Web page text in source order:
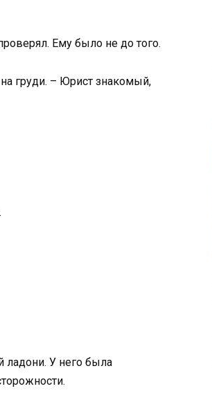
Ему было не до того.
на груди. – Юрист знакомый,
ладони. У него была